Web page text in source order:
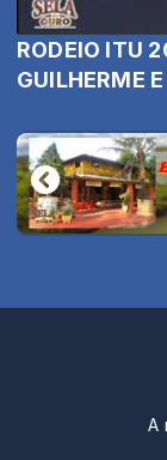
RODEIO ITU
GUILHERME
A